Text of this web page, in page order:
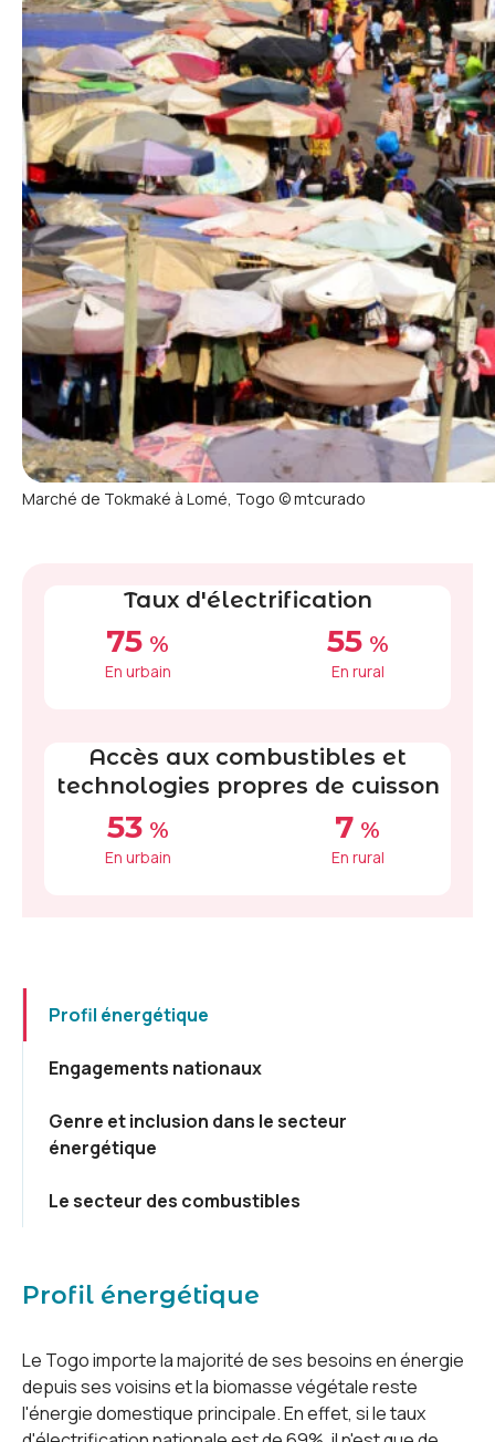
Marché de Tokmaké à Lomé, Togo © mtcurado
Taux d'électrification
75 %
En urbain
55%
En rural
Accès aux combustibles et
technologies propres de cuisson
53%
En urbain
7 %
En rural
Profil énergétique
Engagements nationaux
Genre et inclusion dans le secteur
énergétique
Le secteur des combustibles
Profil énergétique
Le Togo importe la majorité de ses besoins en énergie
depuis ses voisins et la biomasse végétale reste
l'énergie domestique principale. En effet, si le taux